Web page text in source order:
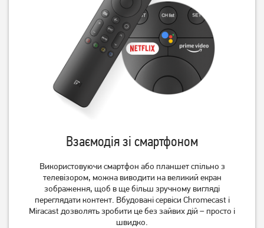
Телевізор 2E 2E-55A77Q
грн
Телевізор 2E 2E-32A07KF
8 979грн
7 179 грн
Взаємодія зі смартфоном
Використовуючи смартфон або планшет спільно з
телевізором, можна виводити на великий екран
зображення, щоб в ще більш зручному вигляді
переглядати контент. Вбудовані сервіси Chromecast і
Miracast дозволять зробити це без зайвих дій – просто і
швидко.